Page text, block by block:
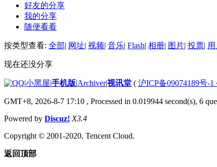
好友的分享
我的分享
随便看看
按类型查看: 全部| 网址| 视频| 音乐| Flash| 相册| 图片| 投票|
现在还没分享
|小黑屋|手机版|Archiver|视讯堂 ( 沪ICP备09074189号-
GMT+8, 2026-8-7 17:10 , Processed in 0.019944 second(s), 6
Powered by Discuz! X3.4
Copyright © 2001-2020, Tencent Cloud.
返回顶部